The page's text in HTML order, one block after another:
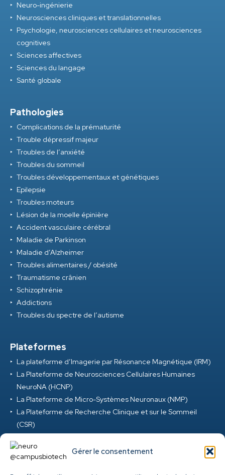
Gérer le consentement
Neuro-ingénierie
Neurosciences cliniques et translationnelles
Psychologie, neurosciences cellulaires et neurosciences
cognitives
Sciences affectives
Sciences du langage
Santé globale
Pathologies
Complications de la prématurité
Trouble dépressif majeur
Troubles de l’anxiété
Troubles du sommeil
Troubles développementaux et génétiques
Epilepsie
Troubles moteurs
Lésion de la moelle épinière
Accident vasculaire cérébral
Maladie de Parkinson
Maladie d’Alzheimer
Troubles alimentaires / obésité
Traumatisme crânien
Schizophrénie
Addictions
Troubles du spectre de l’autisme
Plateformes
La plateforme d’Imagerie par Résonance Magnétique (IRM)
La Plateforme de Neurosciences Cellulaires Humaines
NeuroNA (HCNP)
La Plateforme de Micro-Systèmes Neuronaux (NMP)
La Plateforme de Recherche Clinique et sur le Sommeil
(CSR)
(VRD)
La Plateforme de Neurosciences Précliniques (PNP)